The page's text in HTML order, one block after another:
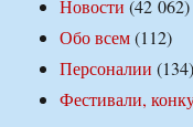
Новости (42 062)
Обо всем(112)
Персоналии (134)
Фестивали,